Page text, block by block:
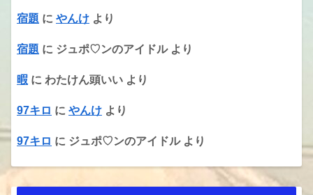
宿題 に やんけ より
宿題 に ジュポ♡ンのアイドルより
暇 に わたけん頭いい より
97キロ に やんけ より
97キロ に ジュポ♡ンのアイドルより